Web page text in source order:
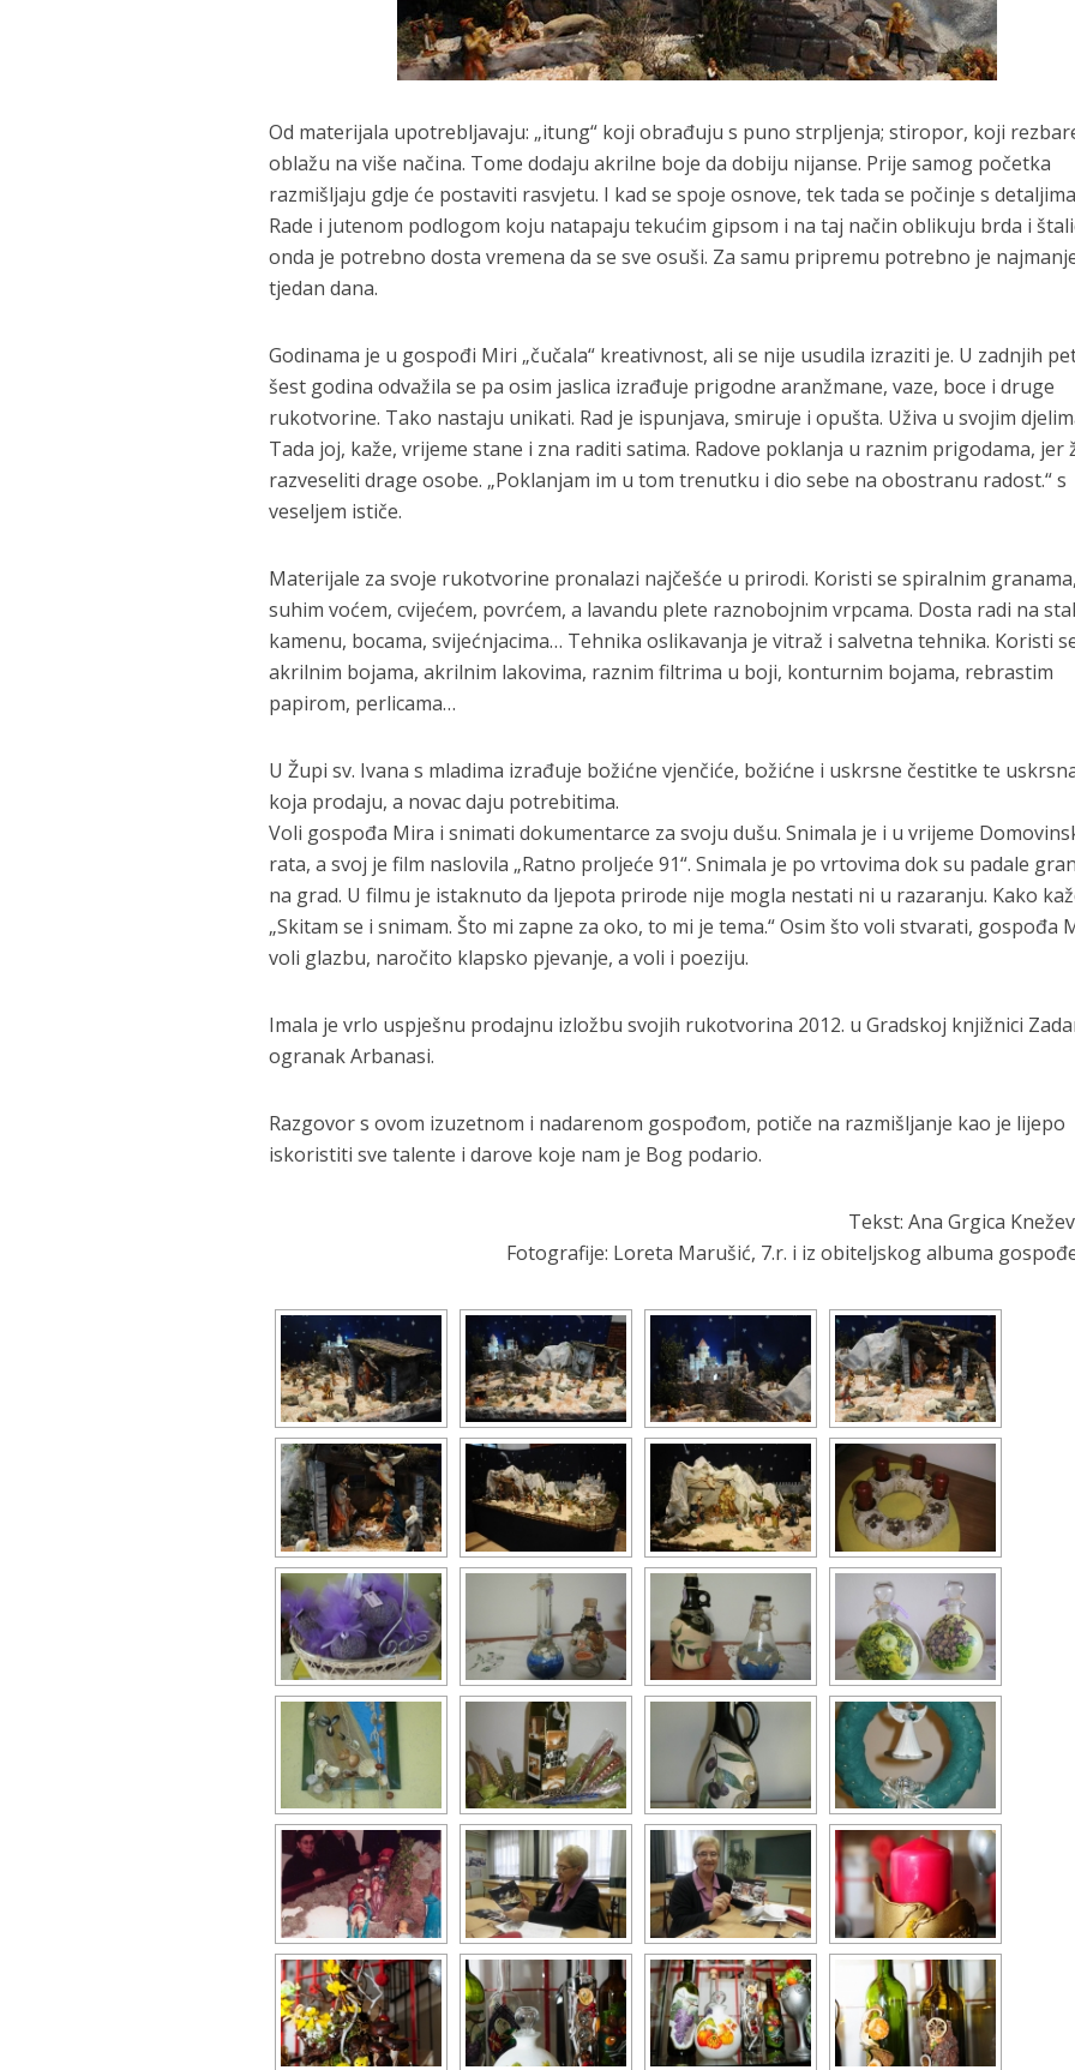
Od materijala upotrebljavaju: „itung“ koji obrađuju s puno strpljenja; stiropor, koji
oblažu na više načina. Tome dodaju akrilne boje da dobiju nijanse. Prije samog početka
razmišljaju gdje će postaviti rasvjetu. I kad se spoje osnove, tek tada se počinje s
Rade i jutenom podlogom koju natapaju tekućim gipsom i na taj način oblikuju brda i
onda je potrebno dosta vremena da se sve osuši. Za samu pripremu potrebno je
tjedan dana.
Godinama je u gospođi Miri „čučala“ kreativnost, ali se nije usudila izraziti je. U zadnjih
šest godina odvažila se pa osim jaslica izrađuje prigodne aranžmane, vaze, boce i druge
rukotvorine. Tako nastaju unikati. Rad je ispunjava, smiruje i opušta. Uživa u svojim
Tada joj, kaže, vrijeme stane i zna raditi satima. Radove poklanja u raznim prigodama, jer
razveseliti drage osobe. „Poklanjam im u tom trenutku i dio sebe na obostranu radost.“ s
veseljem ističe.
Materijale za svoje rukotvorine pronalazi najčešće u prirodi. Koristi se spiralnim granama,
suhim voćem, cvijećem, povrćem, a lavandu plete raznobojnim vrpcama. Dosta radi na
kamenu, bocama, svijećnjacima… Tehnika oslikavanja je vitraž i salvetna tehnika. Koristi
akrilnim bojama, akrilnim lakovima, raznim filtrima u boji, konturnim bojama, rebrastim
papirom, perlicama…
U Župi sv. Ivana s mladima izrađuje božićne vjenčiće, božićne i uskrsne čestitke te
koja prodaju, a novac daju potrebitima.
Voli gospođa Mira i snimati dokumentarce za svoju dušu. Snimala je i u vrijeme
rata, a svoj je film naslovila „Ratno proljeće 91“. Snimala je po vrtovima dok su padale
na grad. U filmu je istaknuto da ljepota prirode nije mogla nestati ni u razaranju. Kako
„Skitam se i snimam. Što mi zapne za oko, to mi je tema.“ Osim što voli stvarati, gospođa
voli glazbu, naročito klapsko pjevanje, a voli i poeziju.
Imala je vrlo uspješnu prodajnu izložbu svojih rukotvorina 2012. u Gradskoj knjižnici
ogranak Arbanasi.
Razgovor s ovom izuzetnom i nadarenom gospođom, potiče na razmišljanje kao je lijepo
iskoristiti sve talente i darove koje nam je Bog podario.
Tekst: Ana Grgica
Fotografije: Loreta Marušić, 7.r. i iz obiteljskog albuma